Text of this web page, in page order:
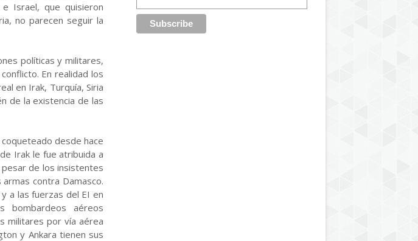
Israel, que quisieron
no parecen seguir la
políticas y militares,
En realidad los
en Irak, Turquía, Siria
de la existencia de las
desde hace
Irak le fue atribuida a
de los insistentes
contra Damasco.
a las fuerzas del EI en
bombardeos aéreos
militares por vía aérea
y Ankara tienen sus